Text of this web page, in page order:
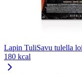
Lapin TuliSavu tulella
180 kcal